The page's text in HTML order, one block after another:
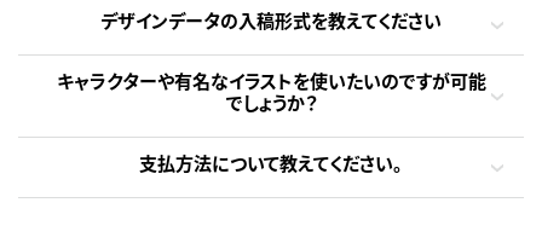
デザインデータの入稿形式を教えてください
キャラクターや有名なイラストを使いたいのですが可能
でしょうか？
支払方法について教えてください。